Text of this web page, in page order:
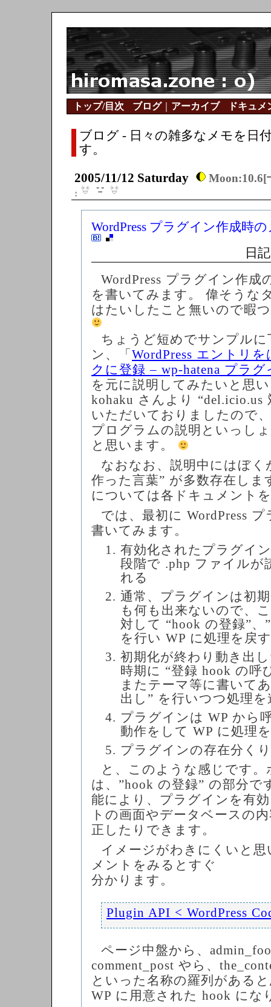
トップ/目次 ブログ｜ アーカイブ ドキュメ
ブログ - 日々の雑多なメモを日
す。
2005/11/12 Saturday
Moon:10.6[
:
WordPress プラグイン作成時
日
WordPress プラグイン作成
を書いてみます。 偉そうな
はたいしたこと無いので暇
ちょうど短めでサンプル
ン、「 WordPress エントリ
クに登録 – wp-hatena プラグ
を元に説明してみたいと思
kohaku さんより “del.icio.us
いただいておりましたので
プログラムの説明といっし
と思います。
なおなお、説明中にはぼく
作った言葉” が多数存在しま
については各ドキュメント
では、最初に WordPress
書いてみます。
有効化されたプラグイ
段階で .php ファイルが
れる
通常、プラグインは初
も何も出来ないので、
対して “hook の登録”、
を行い WP に処理を戻す
初期化が終わり動き出
時期に “登録 hook の呼
またテーマ等に書いて
出し” を行いつつ処理
プラグインは WP から
動作をして WP に処理
プラグインの存在分く
と、このような感じです
は、”hook の登録” の部分で
能により、プラグインを有
トの画面やデータベースの
正したりできます。
イメージがわきにくいと
メントをみるとすぐ
分かります。
Plugin API < WordPress
ページ中盤から、
comment_post やら、
といった名称の羅列がある
WP に用意された hook にな